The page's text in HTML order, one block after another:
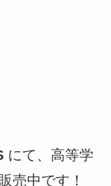
にて、高等学
売中です！